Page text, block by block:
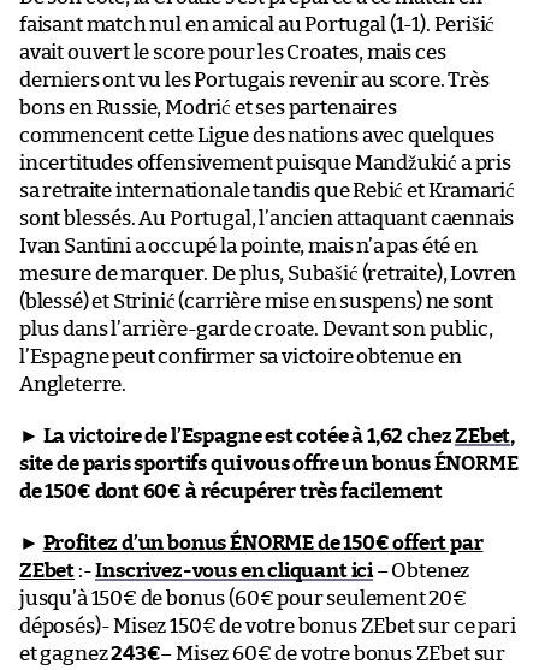
faisant match nul en amical au Portugal (1-1). Perišić
avait ouvert le score pour les Croates, mais ces
derniers ont vu les Portugais revenir au score. Très
bons en Russie, Modrić et ses partenaires
commencent cette Ligue des nations avec quelques
incertitudes offensivement puisque Mandžukić a pris
sa retraite internationale tandis que Rebić et Kramarić
sont blessés. Au Portugal, l’ancien attaquant caennais
Ivan Santini a occupé la pointe, mais n’a pas été en
mesure de marquer. De plus, Subašić (retraite), Lovren
(blessé) et Strinić (carrière mise en suspens) ne sont
plus dans l’arrière-garde croate. Devant son public,
l’Espagne peut confirmer sa victoire obtenue en
Angleterre.
► La victoire de l’Espagne est cotée à 1,62 chezZEbet,
site de paris sportifs qui vous offre un bonus ÉNORME
de 150€ dont 60€ à récupérer très facilement
► Profitez d’un bonus ÉNORME de 150€ offert par
ZEbet :-Inscrivez-vous en cliquant ici– Obtenez
jusqu’à 150€ de bonus (60€ pour seulement 20€
déposés)- Misez 150€ de votre bonus ZEbet sur ce pari
et gagnez243€– Misez 60€ de votre bonus ZEbet sur